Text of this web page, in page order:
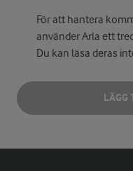
För att hantera
använder Arla ett
Du kan läsa deras
LÄGG